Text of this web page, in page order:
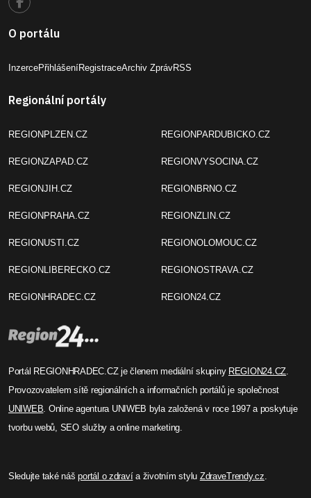
O portálu
InzercePřihlášeníRegistraceArchiv ZprávRSS
Regionální portály
REGIONPLZEN.CZ
REGIONZAPAD.CZ
REGIONJIH.CZ
REGIONPRAHA.CZ
REGIONUSTI.CZ
REGIONLIBERECKO.CZ
REGIONHRADEC.CZ
REGIONPARDUBICKO.CZ
REGIONVYSOCINA.CZ
REGIONBRNO.CZ
REGIONZLIN.CZ
REGIONOLOMOUC.CZ
REGIONOSTRAVA.CZ
REGION24.CZ
Portál REGIONHRADEC.CZ je členem mediální skupiny REGION24.CZ.
Provozovatelem sítě regionálních a informačních portálů je společnost
UNIWEB. Online agentura UNIWEB byla založená v roce 1997 a poskytuje
tvorbu webů, SEO služby a online marketing.
Sledujte také nášportál o zdravía životním stylu ZdraveTrendy.cz.